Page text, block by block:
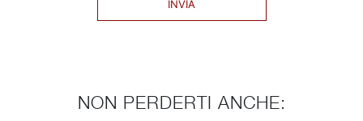
INVIA
NON PERDERTI ANCHE: